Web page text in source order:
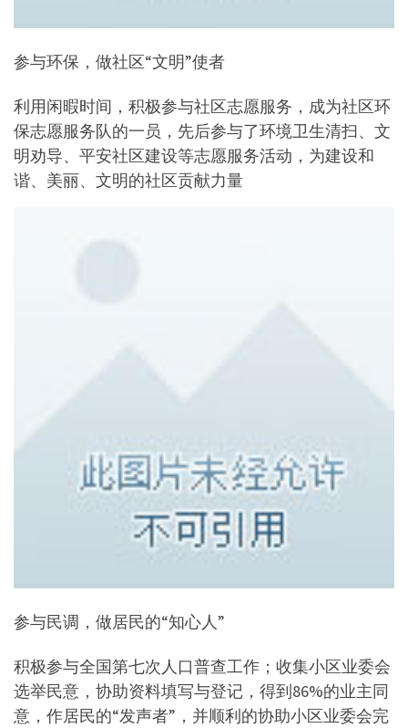
参与环保，做社区“文明”使者
利用闲暇时间，积极参与社区志愿服务，成为社区环
保志愿服务队的一员，先后参与了环境卫生清扫、文
明劝导、平安社区建设等志愿服务活动，为建设和
谐、美丽、文明的社区贡献力量
参与民调，做居民的“知心人”
积极参与全国第七次人口普查工作；收集小区业委会
选举民意，协助资料填写与登记，得到86%的业主同
意，作居民的“发声者”，并顺利的协助小区业委会完